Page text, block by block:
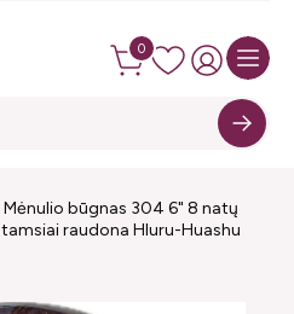
0
Mėnulio būgnas 304 6" 8 natų
tamsiai raudona Hluru-Huashu